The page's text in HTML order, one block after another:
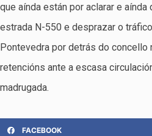
que aínda están por aclarar e
estrada N-550 e desprazar o
Pontevedra por detrás do concello
retencións ante a escasa
madrugada.
FACEBOOK